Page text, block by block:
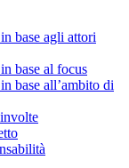
base agli attori
base al focus
base all’ambito di